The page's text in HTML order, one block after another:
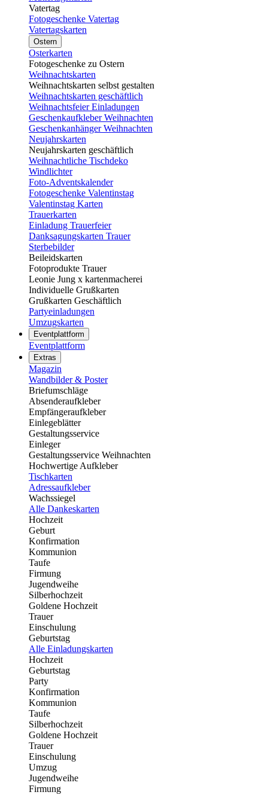
Vatertag
Fotogeschenke Vatertag
Vatertagskarten
Ostern
Osterkarten
Fotogeschenke zu Ostern
Weihnachtskarten
Weihnachtskarten selbst gestalten
Weihnachtskarten geschäftlich
Weihnachtsfeier Einladungen
Geschenkaufkleber Weihnachten
Geschenkanhänger Weihnachten
Neujahrskarten
Neujahrskarten geschäftlich
Weihnachtliche Tischdeko
Windlichter
Foto-Adventskalender
Fotogeschenke Valentinstag
Valentinstag Karten
Trauerkarten
Einladung Trauerfeier
Danksagungskarten Trauer
Sterbebilder
Beileidskarten
Fotoprodukte Trauer
Leonie Jung x kartenmacherei
Individuelle Grußkarten
Grußkarten Geschäftlich
Partyeinladungen
Umzugskarten
Eventplattform
Eventplattform
Extras
Magazin
Wandbilder & Poster
Briefumschläge
Absenderaufkleber
Empfängeraufkleber
Einlegeblätter
Gestaltungsservice
Einleger
Gestaltungsservice Weihnachten
Hochwertige Aufkleber
Tischkarten
Adressaufkleber
Wachssiegel
Alle Dankeskarten
Hochzeit
Geburt
Konfirmation
Kommunion
Taufe
Firmung
Jugendweihe
Silberhochzeit
Goldene Hochzeit
Trauer
Einschulung
Geburtstag
Alle Einladungskarten
Hochzeit
Geburtstag
Party
Konfirmation
Kommunion
Taufe
Silberhochzeit
Goldene Hochzeit
Trauer
Einschulung
Umzug
Jugendweihe
Firmung